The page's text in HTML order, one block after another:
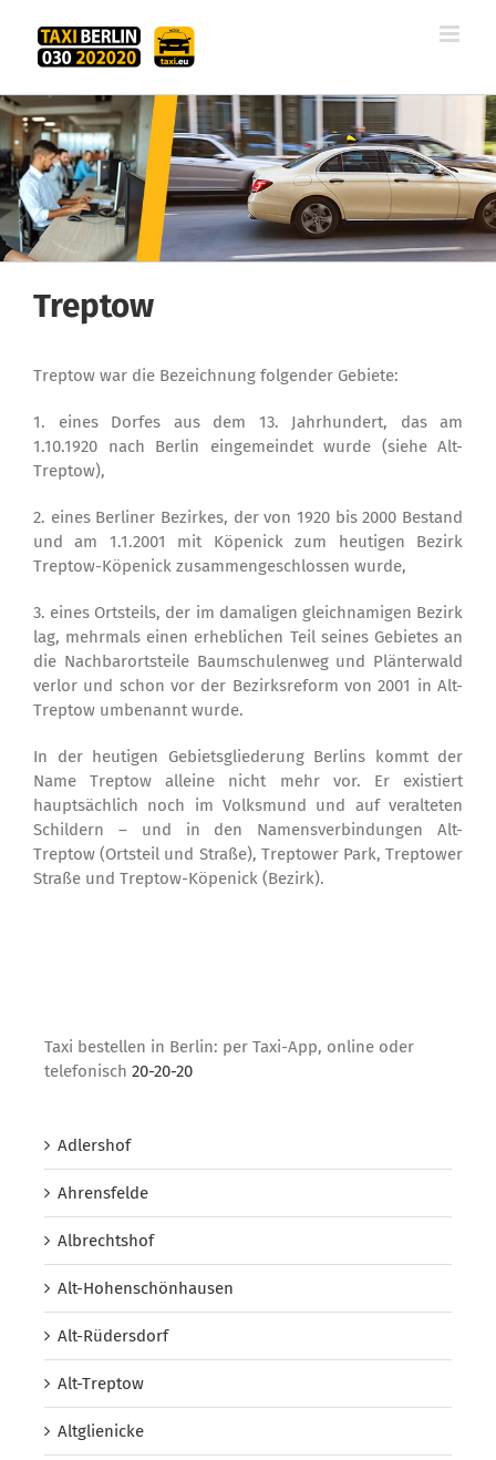
Inhalt
springen
Treptow
Treptow war die Bezeichnung folgender Gebiete:
1. eines Dorfes aus dem 13. Jahrhundert, das am
1.10.1920 nach Berlin eingemeindet wurde (siehe Alt-
Treptow),
2. eines Berliner Bezirkes, der von 1920 bis 2000 Bestand
und am 1.1.2001 mit Köpenick zum heutigen Bezirk
Treptow-Köpenick zusammengeschlossen wurde,
3. eines Ortsteils, der im damaligen gleichnamigen Bezirk
lag, mehrmals einen erheblichen Teil seines Gebietes an
die Nachbarortsteile Baumschulenweg und Plänterwald
verlor und schon vor der Bezirksreform von 2001 in Alt-
Treptow umbenannt wurde.
In der heutigen Gebietsgliederung Berlins kommt der
Name Treptow alleine nicht mehr vor. Er existiert
hauptsächlich noch im Volksmund und auf veralteten
Schildern – und in den Namensverbindungen Alt-
Treptow (Ortsteil und Straße), Treptower Park, Treptower
Straße und Treptow-Köpenick (Bezirk).
Taxi bestellen in Berlin: per Taxi-App, online oder
telefonisch 20-20-20
Adlershof
Ahrensfelde
Albrechtshof
Alt-Hohenschönhausen
Alt-Rüdersdorf
Alt-Treptow
Altglienicke